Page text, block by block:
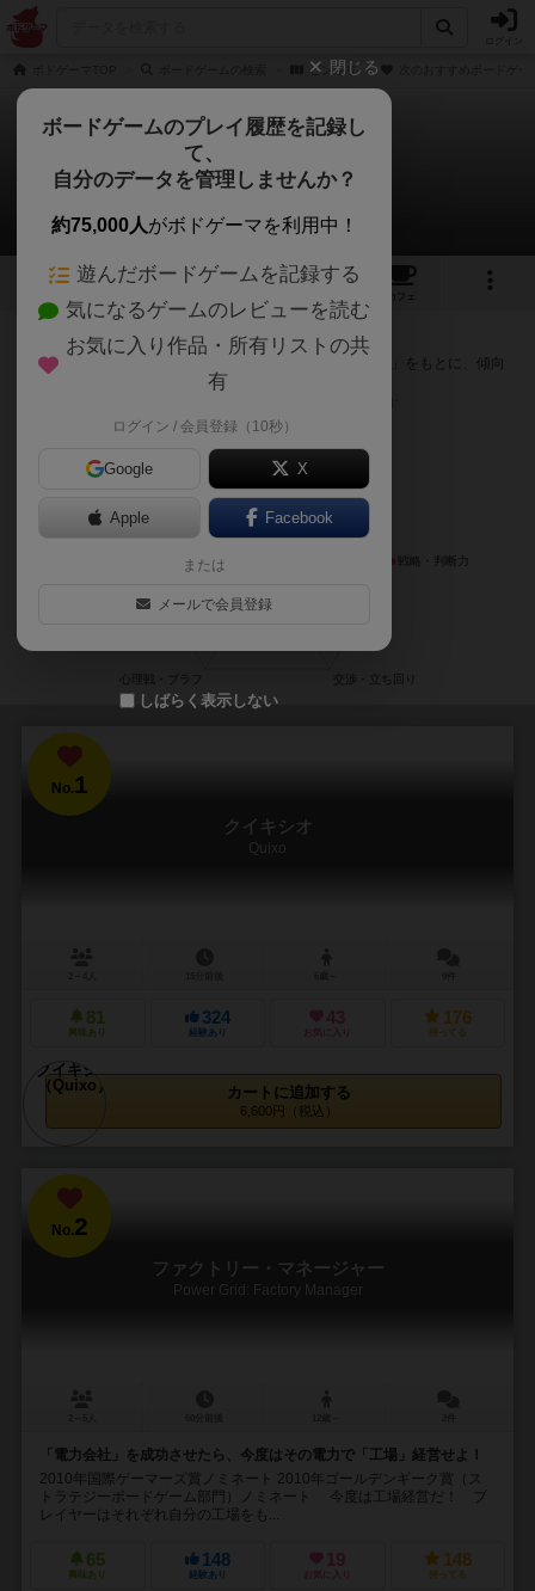
ピンキリ
ピンキリ
次のおすすめボードゲーム
1 2
カフェ
『ピンキリ』が好きな方へのおすすめ
このゲームのトップページで投票された「プレイ感の評価」をもとに、傾向
が近いボードゲームをランキング形式で紹介します。
No.1
クイキシオ
Quixo
81
興味あり
324
経験あり
43
お気に入り
176
持ってる
カートに追加する
6,600円（税込）
No.2
ファクトリー・マネージャー
Power Grid: Factory Manager
「電力会社」を成功させたら、今度はその電力で「工場」経営せよ！
2010年国際ゲーマーズ賞ノミネート 2010年ゴールデンギーク賞（ス
トラテジーボードゲーム部門）ノミネート 今度は工場経営だ！ プ
レイヤーはそれぞれ自分の工場をも...
65
興味あり
148
経験あり
19
お気に入り
148
持ってる
閉じる
ボードゲームのプレイ履歴を記録し
て、
自分のデータを管理しませんか？
約75,000人がボドゲーマを利用中！
遊んだボードゲームを記録する
気になるゲームのレビューを読む
お気に入り作品・所有リストの共
有
ログイン / 会員登録（10秒）
Google X
Apple Facebook
または
メールで会員登録
しばらく表示しない